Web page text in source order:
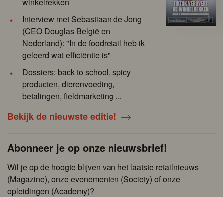
Interview met Sebastiaan de Jong
(CEO Douglas België en
Nederland): "In de foodretail heb ik
geleerd wat efficiëntie is"
Dossiers: back to school, spicy
producten, dierenvoeding,
betalingen, fieldmarketing ...
Bekijk de nieuwste editie!
Abonneer je op onze nieuwsbrief!
Wil je op de hoogte blijven van het laatste retailnieuws
(Magazine), onze evenementen (Society) of onze
opleidingen (Academy)?